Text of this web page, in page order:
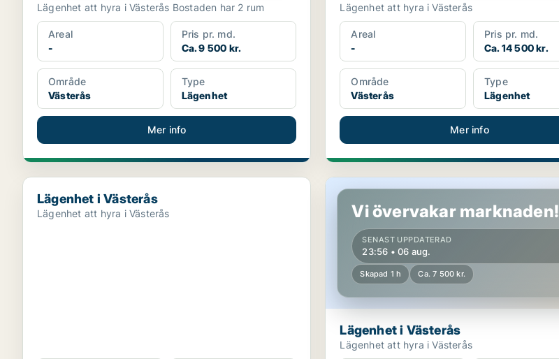
Lägenhet att hyra i Västerås Bostaden har 2 rum
Areal
-
Pris pr. md.
Ca. 9 500 kr.
Område
Västerås
Type
Lägenhet
Mer info
Lägenhet att hyra i Västerås
Areal
-
Pris pr. md.
Ca. 14 500 kr.
Område
Västerås
Type
Lägenhet
Mer info
Lägenhet i Västerås
Lägenhet i Västerås
Lägenhet att hyra i Västerås
Lägenhet i Västerås
Vi övervakar marknaden!
SENAST UPPDATERAD
23:56 • 06 aug.
Skapad 1 h Ca. 7 500 kr.
Lägenhet i Västerås
Lägenhet att hyra i Västerås